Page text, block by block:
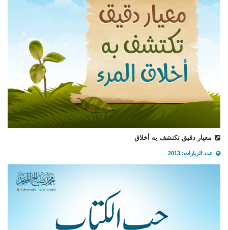
معيار دقيق تكتشف به أخلاق
عدد الزيارات: 2013